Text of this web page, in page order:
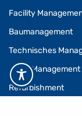
Facility
Baumanagement
Technisches
Asset Management
Refurbishment